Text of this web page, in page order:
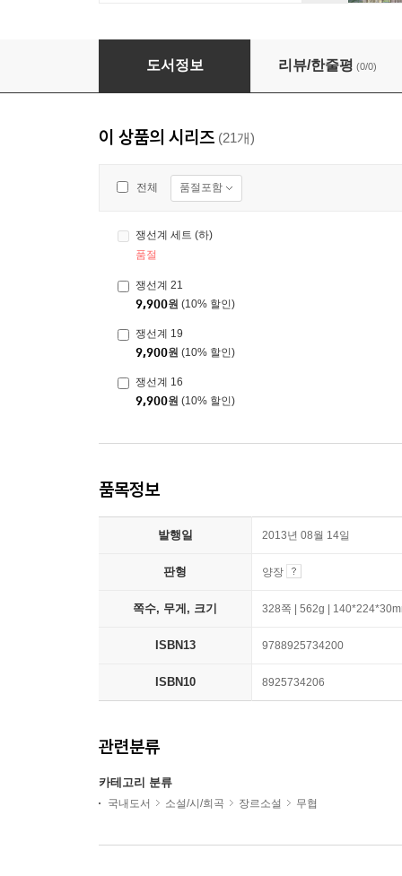
쟁선계 12
도서정보 리뷰/한줄평 (0/0)
이 상품의 시리즈 (21개)
전체 품절포함
쟁선계 세트 (하)
품절
쟁선계 21
9,900원 (10% 할인)
쟁선계 19
9,900원 (10% 할인)
쟁선계 16
9,900원 (10% 할인)
품목정보
발행일 2013년 08월 14일
판형 양장
쪽수, 무게, 크기 328쪽 | 562g |
ISBN13 9788925734200
ISBN10 8925734206
관련분류
카테고리 분류
국내도서 소설/시/희곡 장르소설 무협